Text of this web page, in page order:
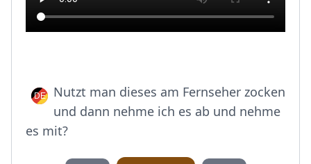
Nutzt man dieses am Fernseher zocken
und dann nehme ich es ab und nehme
es mit?